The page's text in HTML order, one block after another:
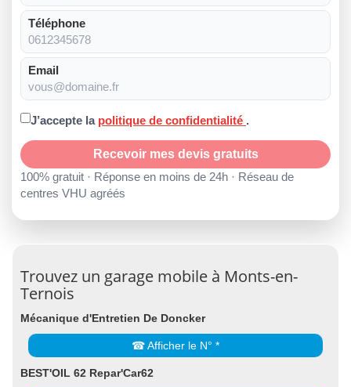
Téléphone
Email
J’accepte la politique de confidentialité .
Recevoir mes devis gratuits
100% gratuit · Réponse en moins de 24h · Réseau de
centres VHU agréés
Trouvez un garage mobile à Monts-en-
Ternois
Mécanique d'Entretien De Doncker
☎ Afficher le N° *
BEST'OIL 62 Repar'Car62